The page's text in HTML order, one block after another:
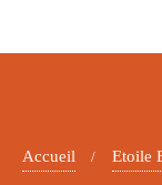
Accueil Etoile